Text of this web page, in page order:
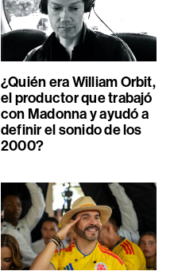
¿Quién era William Orbit,
el productor que trabajó
con Madonna y ayudó a
definir el sonido de los
2000?